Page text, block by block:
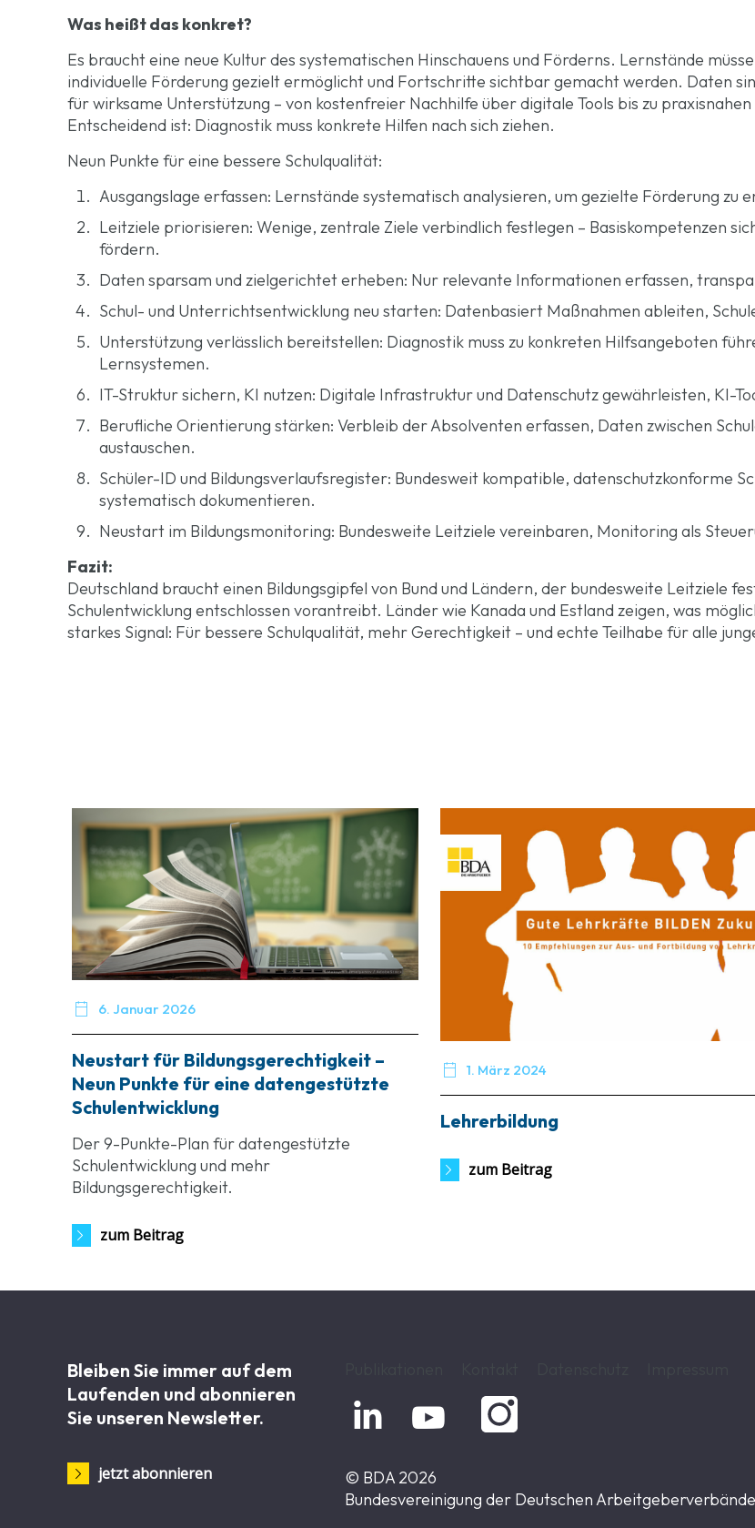
Was heißt das konkret?
Es braucht eine neue Kultur des systematischen Hinschauens und Förderns. Lernstände
individuelle Förderung gezielt ermöglicht und Fortschritte sichtbar gemacht werden. Daten
für wirksame Unterstützung – von kostenfreier Nachhilfe über digitale Tools bis zu
Entscheidend ist: Diagnostik muss konkrete Hilfen nach sich ziehen.
Neun Punkte für eine bessere Schulqualität:
Ausgangslage erfassen: Lernstände systematisch analysieren, um gezielte Förderung zu
Leitziele priorisieren: Wenige, zentrale Ziele verbindlich festlegen – Basiskompetenzen
fördern.
Daten sparsam und zielgerichtet erheben: Nur relevante Informationen erfassen,
Schul- und Unterrichtsentwicklung neu starten: Datenbasiert Maßnahmen ableiten,
Unterstützung verlässlich bereitstellen: Diagnostik muss zu konkreten Hilfsangeboten
Lernsystemen.
IT-Struktur sichern, KI nutzen: Digitale Infrastruktur und Datenschutz gewährleisten, KI-
Berufliche Orientierung stärken: Verbleib der Absolventen erfassen, Daten zwischen
austauschen.
Schüler-ID und Bildungsverlaufsregister: Bundesweit kompatible, datenschutzkonforme
systematisch dokumentieren.
Neustart im Bildungsmonitoring: Bundesweite Leitziele vereinbaren, Monitoring als
Fazit:
Deutschland braucht einen Bildungsgipfel von Bund und Ländern, der bundesweite Leitziele
Schulentwicklung entschlossen vorantreibt. Länder wie Kanada und Estland zeigen, was
starkes Signal: Für bessere Schulqualität, mehr Gerechtigkeit – und echte Teilhabe für alle
 6. Januar 2026
Neustart für Bildungsgerechtigkeit –
Neun Punkte für eine datengestützte
Schulentwicklung
Der 9-Punkte-Plan für datengestützte
Schulentwicklung und mehr
Bildungsgerechtigkeit.
zum Beitrag
 1. März 2024
Lehrerbildung
zum Beitrag
Bleiben Sie immer auf dem
Laufenden und abonnieren
Sie unseren Newsletter.
jetzt abonnieren
 
© BDA 2026
Bundesvereinigung der Deutschen Arbeitgeberverbände